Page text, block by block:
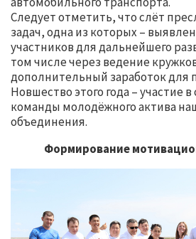
Следует отметить, что слёт
задач, одна из которых –
участников для дальнейшего
том числе через ведение
дополнительный заработок для
Новшество этого года – участие
команды молодёжного актива
объединения.
Формирование